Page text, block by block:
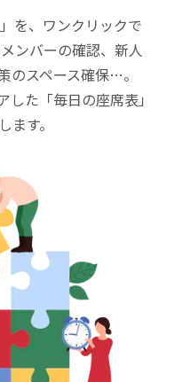
を、ワンクリックで
ンバーの確認、新人
のスペース確保…。
た「毎日の座席表」
す。